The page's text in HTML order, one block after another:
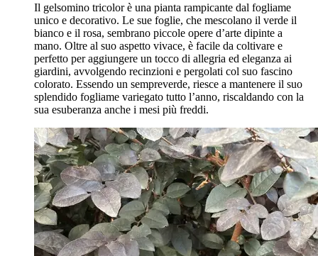
Il gelsomino tricolor è una pianta rampicante dal fogliame
unico e decorativo. Le sue foglie, che mescolano il verde il
bianco e il rosa, sembrano piccole opere d’arte dipinte a
mano. Oltre al suo aspetto vivace, è facile da coltivare e
perfetto per aggiungere un tocco di allegria ed eleganza ai
giardini, avvolgendo recinzioni e pergolati col suo fascino
colorato. Essendo un sempreverde, riesce a mantenere il suo
splendido fogliame variegato tutto l’anno, riscaldando con la
sua esuberanza anche i mesi più freddi.